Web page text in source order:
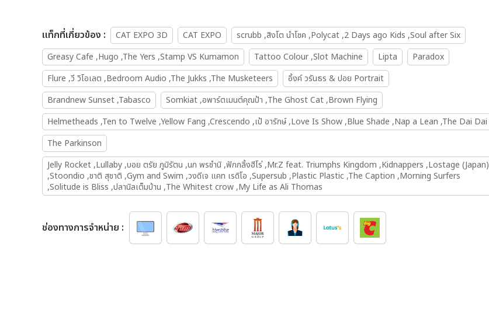
เเท็กที่เกี่ยวข้อง : CAT EXPO 3D CAT EXPO
scrubb ,สิงโต นำโชค ,Polycat ,2 Days ago Kids ,Soul after Six
Greasy Cafe ,Hugo ,The Yers ,Stamp VS Kumamon
Tattoo Colour ,Slot Machine Lipta
Paradox
Flure ,วี วิโอเลต ,Bedroom Audio ,The Jukks ,The Musketeers
อิ้งค์ วรันธร & ปอย Portrait
Brandnew Sunset ,Tabasco
Somkiat ,อพาร์ตเมนต์คุณป้า ,The Ghost Cat ,Brown Flying
Helmetheads ,Ten to Twelve ,Yellow Fang ,Crescendo ,เป้ อารักษ์ ,Love Is Show ,Blue Shade ,Nap a Lean ,The Dai Dai
The Parkinson
Jelly Rocket ,Lullaby ,บอย ตรัย ภูมิรัตน ,นภ พรชำนิ ,ฟักกลิ้งฮีโร่ ,Mr.Z feat. Triumphs Kingdom ,Kidnappers ,Lostage (Japan)
,Stoondio ,ชาติ สุชาติ ,Gym and Swim ,วงดีเจ แคท เรดิโอ ,Supersub ,Plastic Plastic ,The Caption ,Morning Surfers
,Solitude is Bliss ,ปลานิลเต็มบ้าน ,The Whitest crow ,My Life as Ali Thomas
ช่องทางการจำหน่าย :